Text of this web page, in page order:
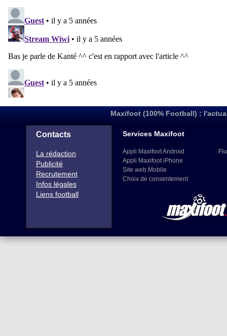
Maxifoot (100% Football) :
Contacts
La rédaction
Publicité
Recrutement
Infos légales
Liens football
Services Maxifoot
Appli Maxifoot Android
Appli Maxifoot iPhone
Site web Mobile
Choix de consentement